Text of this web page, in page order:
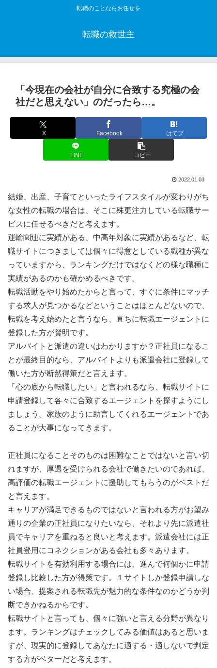
転職のことならお任せを
転職の救世主
「今現在の会社が自分に合致する究極の会
社だと思えない」のだったら…。
X Facebook はてブ
LINE コピー
2022.01.03
結婚、出産、子育てといったライフスタイルが変わりがち
な女性の転職の場合は、そこに殊更注力している転職サー
ビスに任せるべきだと考えます。
運輸関連に実績がある、中高年対象に実績があるなど、転
職サイトにつきましては個々に得意としている職種が異な
っていますから、ランキングだけではなくどの様な職種に
実績があるのかも確かめるべきです。
転職活動をやり始めたからと言って、すぐに条件にマッチ
する求人が見つかるなどということはほとんどないので、
転職を考え始めたと言うなら、直ちに転職エージェントに
登録した方が賢明です。
アルバイトと派遣の違いはわかりますか？正社員になるこ
とが最終目的なら、アルバイトよりも派遣会社に登録して
働いた方が断然得策だと言えます。
「心の底から転職したい」と言われるなら、転職サイトに
申請登録して各々に合致するエージェントを探すようにし
ましょう。家族のように助言してくれるエージェントであ
ることが大事になってきます。
正社員になることそのものは困難なことではないと言い切
れますが、厚遇を受けられる会社で働きたいのであれば、
高評価の転職エージェントに援助してもらうのがベストだ
と言えます。
キャリアが満足できるものではないと言われる方がお望み
通りの企業の正社員になりたいなら、それより先に派遣社
員でキャリアを重ねると良いと考えます。派遣会社には正
社員登用にコネクションがある会社も多々あります。
転職サイトを有効利用する場合には、進んで何個かに申請
登録し比較した方が得策です。１サイトしか登録申請しな
い場合、提案される転職先が魅力的な条件なのかどうか判
断できかねるからです。
転職サイトと言っても、個々に強いと言える分野が異なり
ます。ランキングはチェックしてみる価値はあると思いま
すが、現実的に登録してあなたに適する・適しないで判定
する方がベターだと考えます。